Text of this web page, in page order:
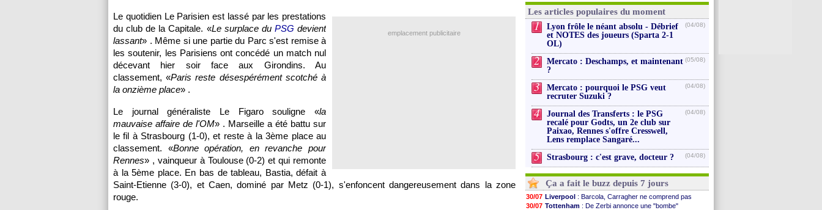
emplacement publicitaire
Le quotidien Le Parisien est lassé par les prestations
du club de la Capitale. «Le surplace du PSG devient
lassant» . Même si une partie du Parc s'est remise à
les soutenir, les Parisiens ont concédé un match nul
décevant hier soir face aux Girondins. Au
classement, «Paris reste désespérément scotché à
la onzième place» .
Le journal généraliste Le Figaro souligne «la
mauvaise affaire de l'OM» . Marseille a été battu sur
le fil à Strasbourg (1-0), et reste à la 3ème place au
classement. «Bonne opération, en revanche pour
Rennes» , vainqueur à Toulouse(0-2) et qui remonte
à la 5ème place. En bas de tableau, Bastia, défait à
Saint-Etienne (3-0), et Caen, dominé par Metz (0-1), s'enfoncent dangereusement dans la zone
rouge.
Les articles populaires du moment
1
Lyon frôle le néant absolu - Débrief
et NOTES des joueurs (Sparta 2-1
OL)
(04/08)
2
Mercato : Deschamps, et maintenant
?
(05/08)
3
Mercato : pourquoi le PSG veut
recruter Suzuki ?
(04/08)
4
Journal des Transferts : le PSG
recalé pour Godts, un 2e club sur
Paixao, Rennes s'offre Cresswell,
Lens remplace Sangaré...
(04/08)
5 Strasbourg : c'est grave, docteur ? (04/08)
Ça a fait le buzz depuis 7 jours
30/07 Liverpool : Barcola, Carragher ne comprend pas
30/07 Tottenham : De Zerbi annonce une "bombe"